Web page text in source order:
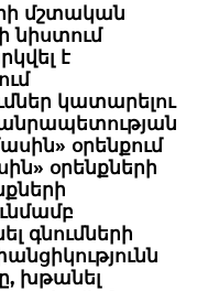
մշտական
նիստում
է
կատարելու
օրենքում
օրենքների
գնումների
խթանել